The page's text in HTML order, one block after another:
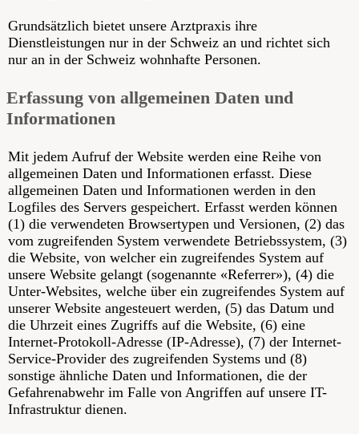
Grundsätzlich bietet unsere Arztpraxis ihre
Dienstleistungen nur in der Schweiz an und richtet sich
nur an in der Schweiz wohnhafte Personen.
Erfassung von allgemeinen Daten und
Informationen
Mit jedem Aufruf der Website werden eine Reihe von
allgemeinen Daten und Informationen erfasst. Diese
allgemeinen Daten und Informationen werden in den
Logfiles des Servers gespeichert. Erfasst werden können
(1) die verwendeten Browsertypen und Versionen, (2) das
vom zugreifenden System verwendete Betriebssystem, (3)
die Website, von welcher ein zugreifendes System auf
unsere Website gelangt (sogenannte «Referrer»), (4) die
Unter-Websites, welche über ein zugreifendes System auf
unserer Website angesteuert werden, (5) das Datum und
die Uhrzeit eines Zugriffs auf die Website, (6) eine
Internet-Protokoll-Adresse (IP-Adresse), (7) der Internet-
Service-Provider des zugreifenden Systems und (8)
sonstige ähnliche Daten und Informationen, die der
Gefahrenabwehr im Falle von Angriffen auf unsere IT-
Infrastruktur dienen.